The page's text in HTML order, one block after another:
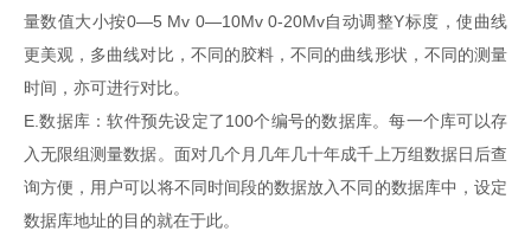
量数值大小按0—5 Mv 0—10Mv 0-20Mv自动调整Y标度，使曲线
更美观，多曲线对比，不同的胶料，不同的曲线形状，不同的测量
时间，亦可进行对比。
E.数据库：软件预先设定了100个编号的数据库。每一个库可以存
入无限组测量数据。面对几个月几年几十年成千上万组数据日后查
询方便，用户可以将不同时间段的数据放入不同的数据库中，设定
数据库地址的目的就在于此。